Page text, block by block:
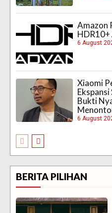
Amazon
HDR10+
6 August
Xiaomi
Bukti
6 August
BERITA PILIHAN